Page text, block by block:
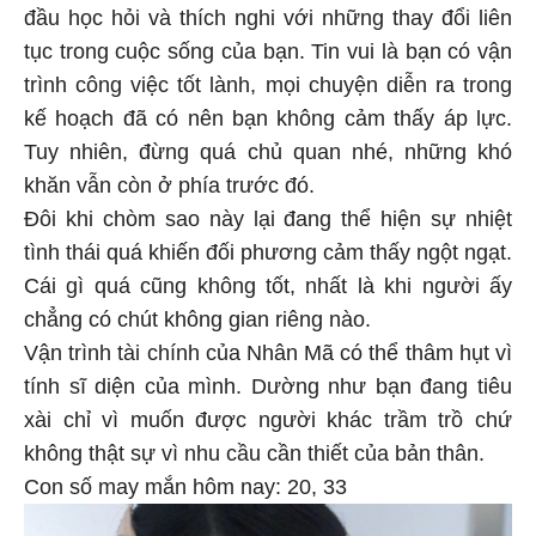
đầu học hỏi và thích nghi với những thay đổi liên
tục trong cuộc sống của bạn. Tin vui là bạn có vận
trình công việc tốt lành, mọi chuyện diễn ra trong
kế hoạch đã có nên bạn không cảm thấy áp lực.
Tuy nhiên, đừng quá chủ quan nhé, những khó
khăn vẫn còn ở phía trước đó.
Đôi khi chòm sao này lại đang thể hiện sự nhiệt
tình thái quá khiến đối phương cảm thấy ngột ngạt.
Cái gì quá cũng không tốt, nhất là khi người ấy
chẳng có chút không gian riêng nào.
Vận trình tài chính của Nhân Mã có thể thâm hụt vì
tính sĩ diện của mình. Dường như bạn đang tiêu
xài chỉ vì muốn được người khác trầm trồ chứ
không thật sự vì nhu cầu cần thiết của bản thân.
Con số may mắn hôm nay: 20, 33